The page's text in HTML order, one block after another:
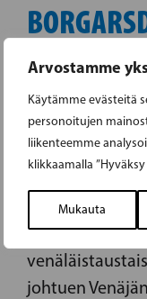
Arvostamme
Käytämme evästeitä
personoitujen
liikenteemme
klikkaamalla ”Hyväksy
Mukauta
VIHAA EI
SUOMEN
KOHTAAN
04.03.2022 |
Useat
johtuen